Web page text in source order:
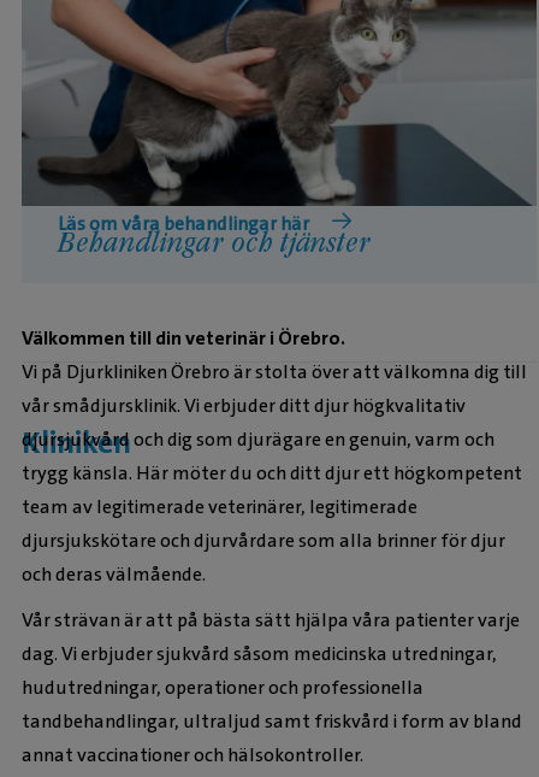
Behandlingar och tjänster
Här kan du läsa mer om de behandlingar och
tjänster vi erbjuder på Djurkliniken Örebro.
Läs om våra behandlingar här
Kliniken
Välkommen till din veterinär i Örebro.
Vi på Djurkliniken Örebro är stolta över att välkomna dig till
vår smådjursklinik. Vi erbjuder ditt djur högkvalitativ
djursjukvård och dig som djurägare en genuin, varm och
trygg känsla. Här möter du och ditt djur ett högkompetent
team av legitimerade veterinärer, legitimerade
djursjukskötare och djurvårdare som alla brinner för djur
och deras välmående.
Vår strävan är att på bästa sätt hjälpa våra patienter varje
dag. Vi erbjuder sjukvård såsom medicinska utredningar,
hudutredningar, operationer och professionella
tandbehandlingar, ultraljud samt friskvård i form av bland
annat vaccinationer och hälsokontroller.